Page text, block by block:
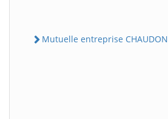
Mutuelle entreprise CHAUDON